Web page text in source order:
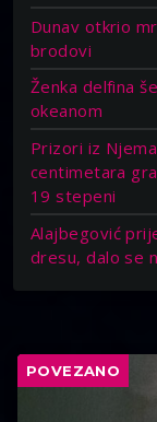
Dunav otkrio
brodovi
Ženka delfina
okeanom
Prizori iz
centimetara
19 stepeni
Alajbegović
dresu, dalo se
POVEZANO